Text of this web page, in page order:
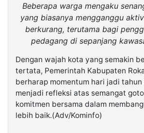
Beberapa warga mengaku
yang biasanya mengganggu
berkurang, terutama bagi
pedagang di sepanjang
Dengan wajah kota yang semakin
tertata, Pemerintah Kabupaten
berharap momentum hari jadi
menjadi refleksi atas semangat
komitmen bersama dalam
lebih baik.(Adv/Kominfo)